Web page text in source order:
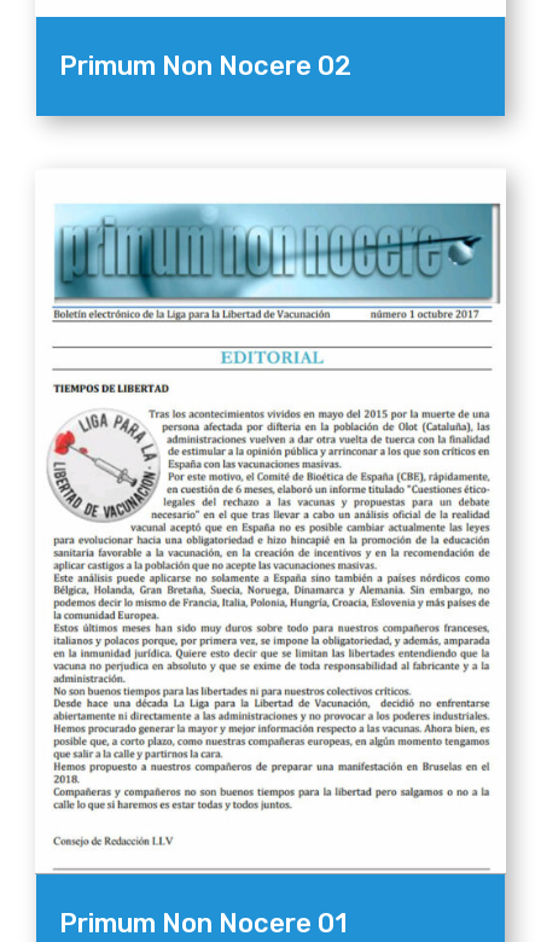
Primum Non Nocere 02
Primum Non Nocere 01